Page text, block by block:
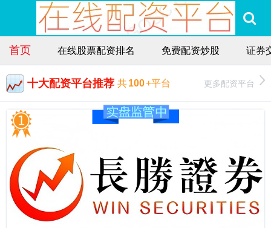
首页 在线股票配资排名 免费配资炒股 证券
十大配资平台推荐 共100+平台 更多配资平台